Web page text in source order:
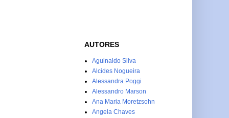
AUTORES
Aguinaldo Silva
Alcides Nogueira
Alessandra Poggi
Alessandro Marson
Ana Maria Moretzsohn
Angela Chaves